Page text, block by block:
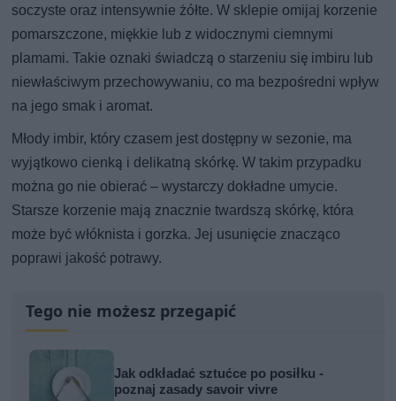
soczyste oraz intensywnie żółte. W sklepie omijaj korzenie
pomarszczone, miękkie lub z widocznymi ciemnymi
plamami. Takie oznaki świadczą o starzeniu się imbiru lub
niewłaściwym przechowywaniu, co ma bezpośredni wpływ
na jego smak i aromat.
Młody imbir, który czasem jest dostępny w sezonie, ma
wyjątkowo cienką i delikatną skórkę. W takim przypadku
można go nie obierać – wystarczy dokładne umycie.
Starsze korzenie mają znacznie twardszą skórkę, która
może być włóknista i gorzka. Jej usunięcie znacząco
poprawi jakość potrawy.
Tego nie możesz przegapić
Jak odkładać sztućce po posiłku -
poznaj zasady savoir vivre